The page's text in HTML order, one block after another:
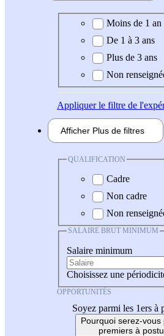
Expérience demandée
Moins de 1 an
De 1 à 3 ans
Plus de 3 ans
Non
Appliquerle filtre de
Afficher Plus de filtres
QUALIFICATION
Cadre
Non cadre
Non
SALAIRE BRUT MINIMUM
Salaire minimum
Choisissez une
OPPORTUNITÉS
Soyez parmi les 1ers à
Pourquoi serez-vous
premiers à